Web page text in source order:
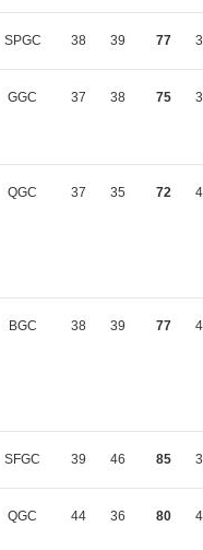
SPGC 38 39 77
GGC 37 38 75
QGC 37 35 72
BGC 38 39 77
SFGC 39 46 85
QGC 44 36 80